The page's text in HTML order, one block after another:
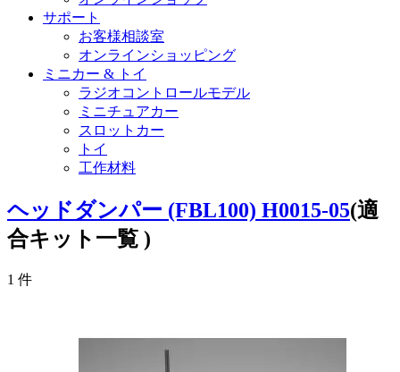
サポート
お客様相談室
オンラインショッピング
ミニカー & トイ
ラジオコントロールモデル
ミニチュアカー
スロットカー
トイ
工作材料
ヘッドダンパー (FBL100) H0015-05(適
合キット一覧 )
1 件